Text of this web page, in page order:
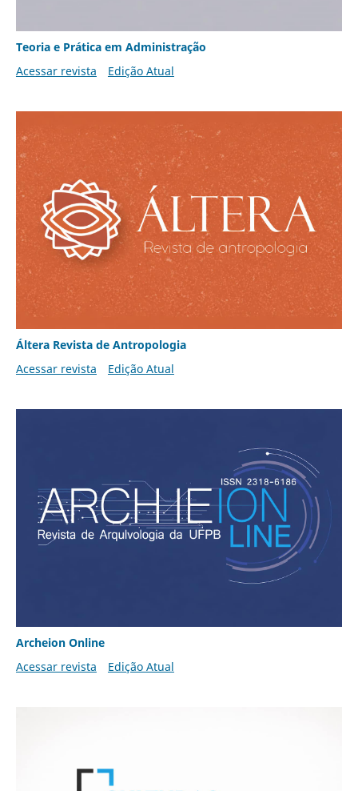
Teoria e Prática em Administração
Acessar revista
Edição Atual
Áltera Revista de Antropologia
Acessar revista
Edição Atual
Archeion Online
Acessar revista
Edição Atual